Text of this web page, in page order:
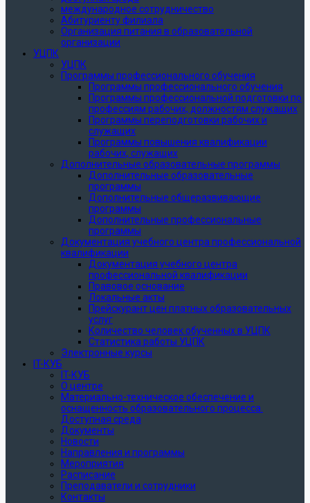
международное сотрудничество
Абитуриенту филиала
Организация питания в образовательной
организации
УЦПК
УЦПК
Программы профессионального обучения
Программы профессионального обучения
Программы профессиональной подготовки по
профессиям рабочих, должностям служащих
Программы переподготовки рабочих и
служащих
Программы повышения квалификации
рабочих, служащих
Дополнительные образовательные программы
Дополнительные образовательные
программы
Дополнительные общеразвивающие
программы
Дополнительные профессиональные
программы
Документация учебного центра профессиональной
квалификации
Документация учебного центра
профессиональной квалификации
Правовое основание
Локальные акты
Прейскурант цен платных образовательных
услуг
Количество человек обученных в УЦПК
Статистика работы УЦПК
Электронные курсы
IT-КУБ
IT-КУБ
О центре
Материально-техническое обеспечение и
оснащенность образовательного процесса.
Доступная среда
Документы
Новости
Направления и программы
Мероприятия
Расписание
Преподаватели и сотрудники
Контакты